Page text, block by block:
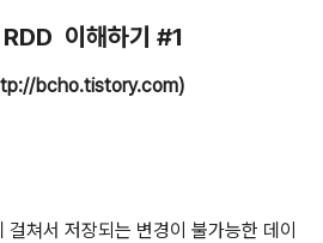
이해하기 #1
bcho.tistory.com)
쳐서 저장되는 변경이 불가능한 데이